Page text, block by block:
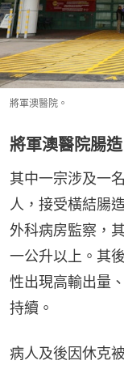
將軍澳醫院。
將軍澳醫院腸
其中一宗涉及一
人，接受橫結腸
外科病房監察，
一公升以上。其
性出現高輸出量
持續。
病人及後因休克